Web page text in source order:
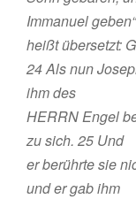
Immanuel
heißt übersetzt:
24 Als nun
ihm des
HERRN Engel
zu sich. 25 Und
er berührte sie
und er gab ihm